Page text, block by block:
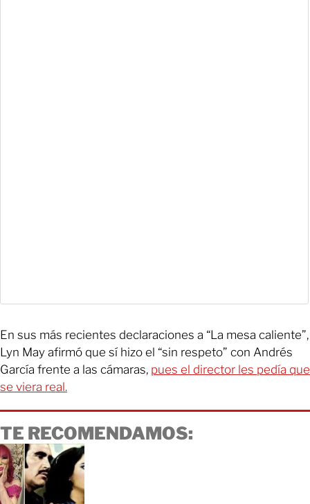
En sus más recientes declaraciones a “La mesa caliente”,
Lyn May afirmó que sí hizo el “sin respeto” con Andrés
García frente a las cámaras, pues el director les pedía que
se viera real.
TE RECOMENDAMOS: